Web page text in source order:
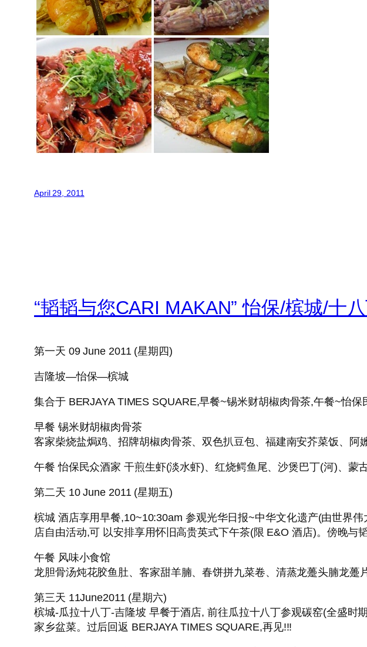
April 29, 2011
“韬韬与您CARI MAKAN” 怡保/槟城/十
第一天 09 June 2011 (星期四)
吉隆坡—怡保—槟城
集合于 BERJAYA TIMES SQUARE,早餐~锡米财胡椒肉骨茶,午餐~怡
早餐 锡米财胡椒肉骨茶
客家柴烧盐焗鸡、招牌胡椒肉骨茶、双色扒豆包、福建南安芥菜饭、阿
午餐 怡保民众酒家 干煎生虾(淡水虾)、红烧鳄鱼尾、沙煲巴丁(河)、蒙
第二天 10 June 2011 (星期五)
槟城 酒店享用早餐,10~10:30am 参观光华日报~中华文化遗产(由世界
店自由活动,可 以安排享用怀旧高贵英式下午茶(限 E&O 酒店)。傍晚与
午餐 风味小食馆
龙胆骨汤炖花胶鱼肚、客家甜羊腩、春饼拼九菜卷、清蒸龙躉头腩龙躉
第三天 11June2011 (星期六)
槟城-瓜拉十八丁-吉隆坡 早餐于酒店, 前往瓜拉十八丁参观碳窑(全盛
家乡盆菜。过后回返 BERJAYA TIMES SQUARE,再见!!!